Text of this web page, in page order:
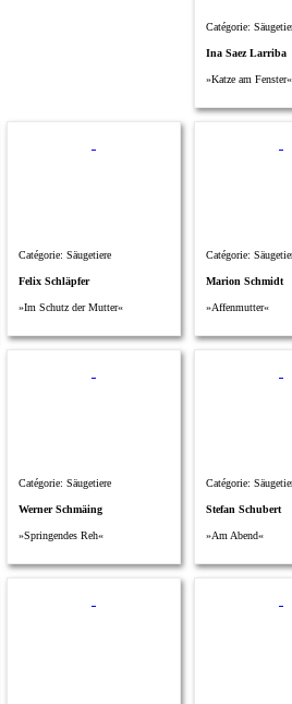
Catégorie:
Ina Saez Larriba
»Katze am Fenster«
Catégorie: Säugetiere
Felix Schläpfer
»Im Schutz der Mutter«
Catégorie:
Marion Schmidt
»Affenmutter«
Catégorie: Säugetiere
Werner Schmäing
»Springendes Reh«
Catégorie:
Stefan Schubert
»Am Abend«